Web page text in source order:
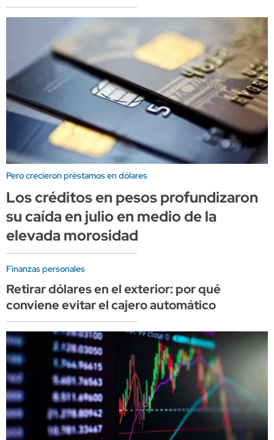
Pero crecieron préstamos en dólares
Los créditos en pesos profundizaron
su caída en julio en medio de la
elevada morosidad
Finanzas personales
Retirar dólares en el exterior: por qué
conviene evitar el cajero automático